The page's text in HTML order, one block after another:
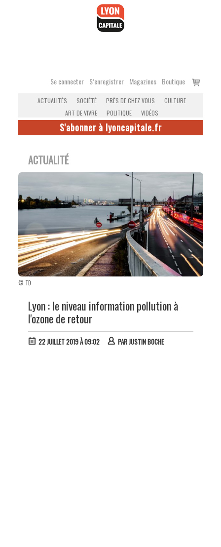
Se connecter S’enregistrer Magazines Boutique
Voir
ACTUALITÉS SOCIÉTÉ PRÈS DE CHEZ VOUS
CULTURE
ART DE VIVRE
POLITIQUE VIDÉOS
S'abonner à lyoncapitale.fr
ACTUALITÉ
© TD
Lyon : le niveau information pollution à
l'ozone de retour
22 JUILLET 2019 À 09:02 PARJUSTIN BOCHE